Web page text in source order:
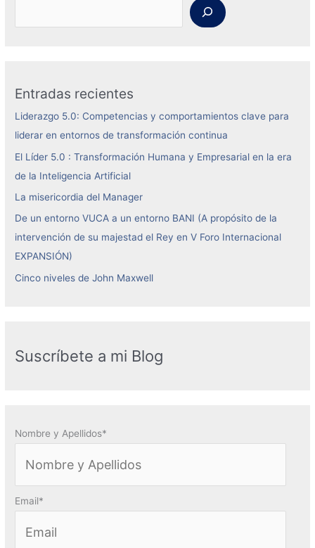
Entradas recientes
Liderazgo 5.0: Competencias y comportamientos clave para
liderar en entornos de transformación continua
El Líder 5.0 : Transformación Humana y Empresarial en la era
de la Inteligencia Artificial
La misericordia del Manager
De un entorno VUCA a un entorno BANI (A propósito de la
intervención de su majestad el Rey en V Foro Internacional
EXPANSIÓN)
Cinco niveles de John Maxwell
Suscríbete a mi Blog
Nombre y Apellidos*
Email*